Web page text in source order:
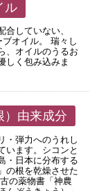
ル
合していない、
オイル。 瑞々し
、オイルのうるお
しく包み込みま
）由来成分
・弾力へのうれし
います。シコンと
・日本に分布する
の根を乾燥させた
の薬物書「神農